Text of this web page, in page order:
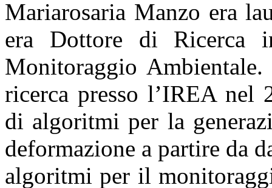
Mariarosaria Manzo era
era Dottore di Ricerca
Monitoraggio
ricerca presso l’IREA nel
di algoritmi per la
deformazione a partire da
algoritmi per il